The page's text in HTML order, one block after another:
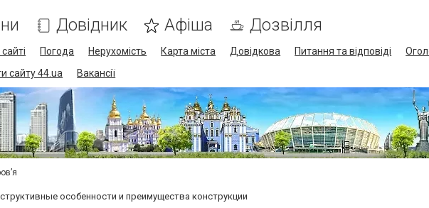
Довідник Афіша Дозвілля
Погода Нерухомість Карта міста Довідкова Питання та відповіді
сайту 44.ua
Вакансії
особенности и преимущества конструкции